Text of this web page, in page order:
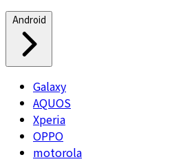
Android
Galaxy
AQUOS
Xperia
OPPO
motorola